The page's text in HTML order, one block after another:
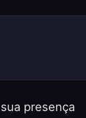
presença